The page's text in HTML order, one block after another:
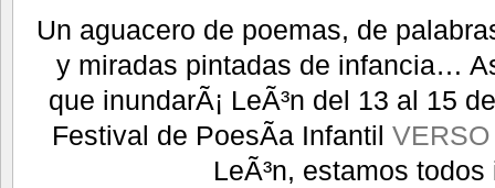
Un aguacero de poemas, de
y miradas pintadas de infancia…
que inundarÃ¡ LeÃ³n del 13 al 15
Festival de PoesÃ­a Infantil
LeÃ³n, estamos